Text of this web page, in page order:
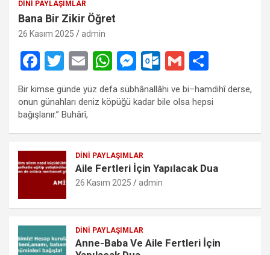
DINI PAYLAŞIMLAR
Bana Bir Zikir Öğret
26 Kasım 2025 admin
F
ce
b
o
o
k
T
wi
tt
er
E
m
ail
W
h
at
A
p
p
M
es
se
g
er
O
ut
lo
k.
o
G
m
ail
h
ar
Bir kimse günde yüz defa sübhânallâhi ve bi–hamdihî derse,
onun günahları deniz köpüğü kadar bile olsa hepsi
bağışlanır.” Buhârî,
DINI PAYLAŞIMLAR
Aile Fertleri İçin Yapılacak Dua
26 Kasım 2025 admin
DINI PAYLAŞIMLAR
Anne-Baba Ve Aile Fertleri İçin